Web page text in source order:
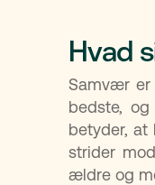
Hvad
Samvær er
bedste,
betyder,
strider
ældre og